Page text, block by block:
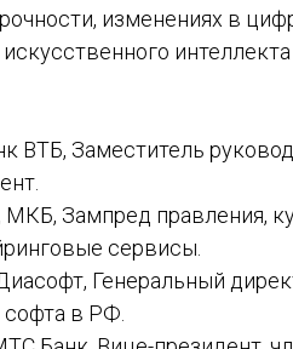
изменениях в
ВТБ, Заместитель
МКБ, Зампред правления,
сервисы.
Генеральный
в РФ.